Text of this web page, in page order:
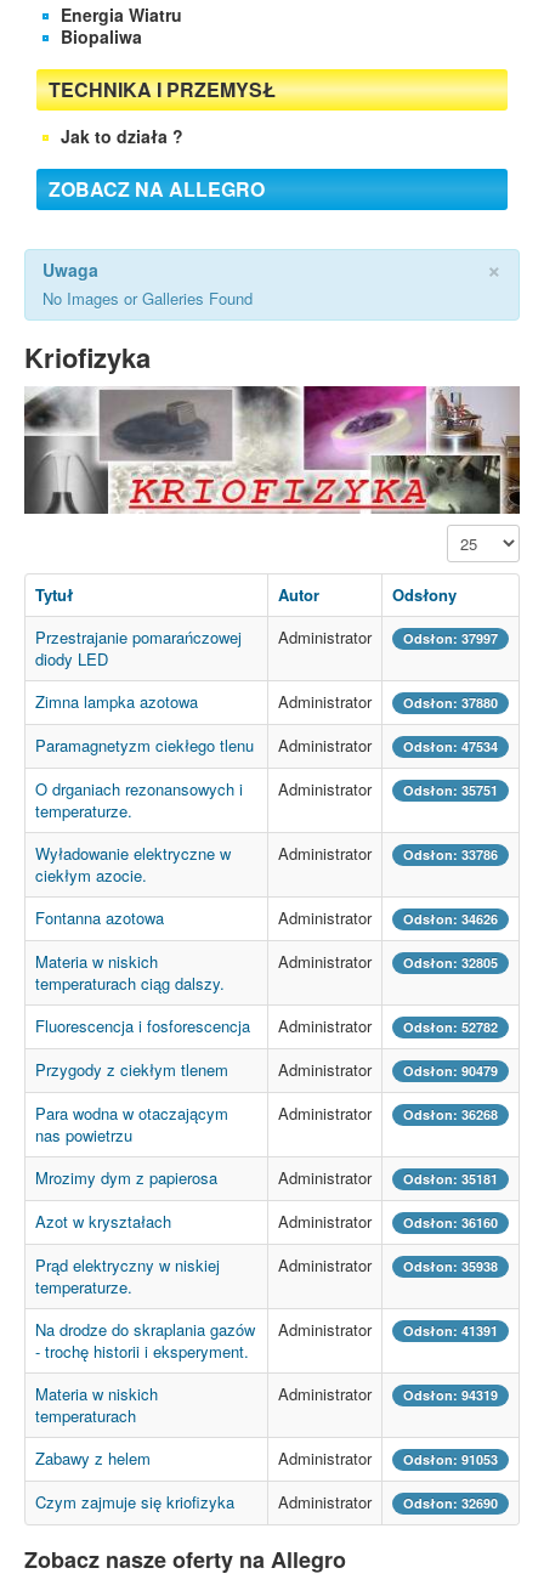
Energia Wiatru
Biopaliwa
TECHNIKA I PRZEMYSŁ
Jak to działa ?
ZOBACZ NA ALLEGRO
×
Uwaga
No Images or Galleries Found
Kriofizyka
Pokaż #
Tytuł Autor
Odsłony
Przestrajanie pomarańczowej
diody LED
Administrator Odsłon: 37997
Zimna lampka azotowa Administrator Odsłon: 37880
Paramagnetyzm ciekłego tlenu Administrator Odsłon: 47534
O drganiach rezonansowych i
temperaturze.
Administrator Odsłon: 35751
Wyładowanie elektryczne w
ciekłym azocie.
Administrator Odsłon: 33786
Fontanna azotowa Administrator Odsłon: 34626
Materia w niskich
temperaturach ciąg dalszy.
Administrator Odsłon: 32805
Fluorescencja i fosforescencja Administrator Odsłon: 52782
Przygody z ciekłym tlenem Administrator Odsłon: 90479
Para wodna w otaczającym
nas powietrzu
Administrator Odsłon: 36268
Mrozimy dym z papierosa Administrator Odsłon: 35181
Azot w kryształach Administrator Odsłon: 36160
Prąd elektryczny w niskiej
temperaturze.
Administrator Odsłon: 35938
Na drodze do skraplania gazów
- trochę historii i eksperyment.
Administrator Odsłon: 41391
Materia w niskich
temperaturach
Administrator Odsłon: 94319
Zabawy z helem Administrator Odsłon: 91053
Czym zajmuje się kriofizyka Administrator Odsłon: 32690
Zobacz nasze oferty na Allegro